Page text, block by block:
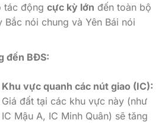
tác động cực kỳ lớn đến toàn bộ
Bắc nói chung và Yên Bái nói
đến BĐS:
Khu vực quanh các nút giao (IC):
Giá đất tại các khu vực này (như
IC Mậu A, IC Minh Quân) sẽ tăng